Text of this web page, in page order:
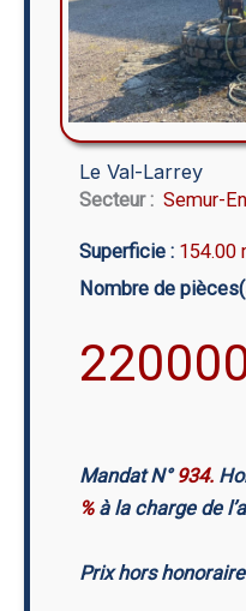
Le Val-Larrey
Secteur : Semur-
Superficie : 154.00
Nombre de
Mandat N°934.
%à la charge de
Prix hors